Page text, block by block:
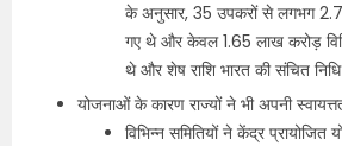
के अनुसार, 35 उपकरों से लगभग
गए थे और केवल 1.65 लाख करोड़
थे और शेष राशि भारत की संचित
योजनाओं के कारण राज्यों ने भी अपनी
विभिन्न समितियों ने केंद्र